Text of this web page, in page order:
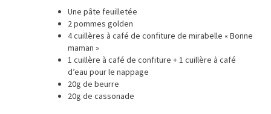
Une pâte feuilletée
2 pommes golden
4 cuillères à café de confiture de mirabelle « Bonne
maman »
1 cuillère à café de confiture + 1 cuillère à café
d’eau pour le nappage
20g de beurre
20g de cassonade